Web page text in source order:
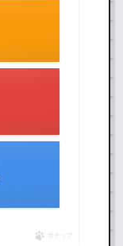
ポチップ